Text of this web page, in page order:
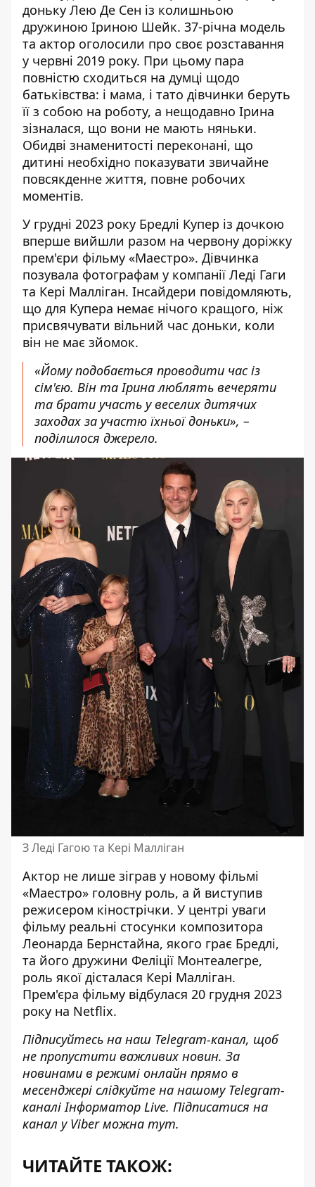
доньку Лею Де Сен із колишньою
дружиною Іриною Шейк. 37-річна модель
та актор оголосили про своє розставання
у червні 2019 року. При цьому пара
повністю сходиться на думці щодо
батьківства: і мама, і тато дівчинки беруть
її з собою на роботу, а нещодавно Ірина
зізналася, що вони не мають няньки.
Обидві знаменитості переконані, що
дитині необхідно показувати звичайне
повсякденне життя, повне робочих
моментів.
У грудні 2023 року Бредлі Купер із дочкою
вперше вийшли разом на червону доріжку
прем'єри фільму «Маестро». Дівчинка
позувала фотографам у компанії Леді Гаги
та Кері Малліган. Інсайдери повідомляють,
що для Купера немає нічого кращого, ніж
присвячувати вільний час доньки, коли
він не має зйомок.
«Йому подобається проводити час із
сім'єю. Він та Ірина люблять вечеряти
та брати участь у веселих дитячих
заходах за участю їхньої доньки», –
поділилося джерело.
З Леді Гагою та Кері Малліган
Актор не лише зіграв у новому фільмі
«Маестро» головну роль, а й виступив
режисером кінострічки. У центрі уваги
фільму реальні стосунки композитора
Леонарда Бернстайна, якого грає Бредлі,
та його дружини Феліції Монтеалегре,
роль якої дісталася Кері Малліган.
Прем'єра фільму відбулася 20 грудня 2023
року на Netflix.
Підписуйтесь на наш Telegram-канал, щоб
не пропустити важливих новин. За
новинами в режимі онлайн прямо в
месенджері слідкуйте на нашому Telegram-
каналі Інформатор Live. Підписатися на
канал у Viber можна тут.
ЧИТАЙТЕ ТАКОЖ: